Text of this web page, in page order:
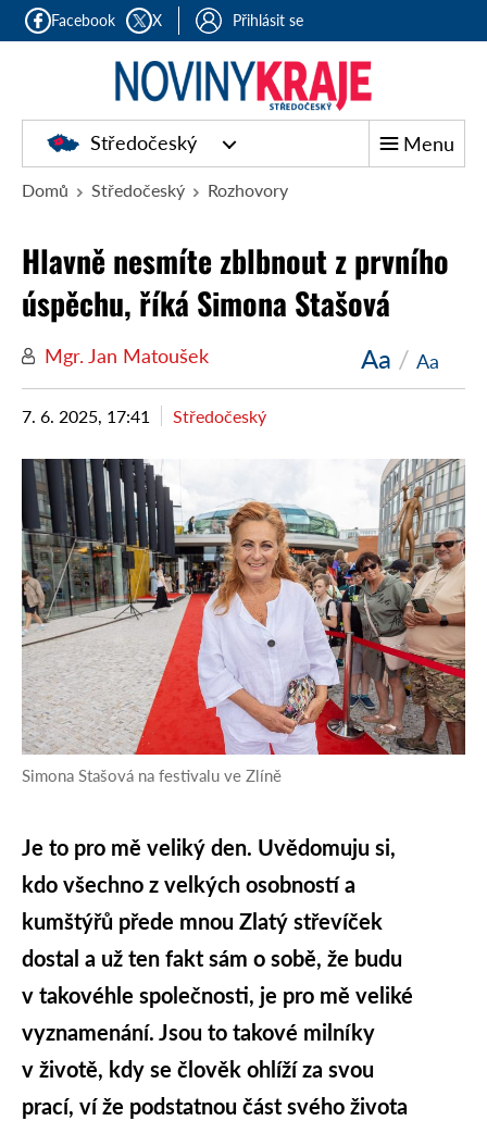
Facebook X Přihlásit se
Středočeský Menu
Domů Středočeský Rozhovory
Hlavně nesmíte zblbnout z prvního
úspěchu, říká Simona Stašová
Mgr. Jan Matoušek Aa / Aa
7. 6. 2025, 17:41 Středočeský
Simona Stašová na festivalu ve Zlíně
Je to pro mě veliký den. Uvědomuju si,
kdo všechno z velkých osobností a
kumštýřů přede mnou Zlatý střevíček
dostal a už ten fakt sám o sobě, že budu
v takovéhle společnosti, je pro mě veliké
vyznamenání. Jsou to takové milníky
v životě, kdy se člověk ohlíží za svou
prací, ví že podstatnou část svého života